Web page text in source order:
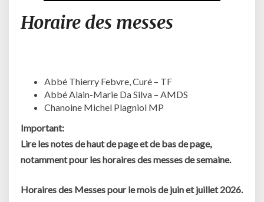
des
messes
Horaire des messes
Abbé Thierry Febvre, Curé – TF
Abbé Alain-Marie Da Silva – AMDS
Chanoine Michel Plagniol MP
Important:
Lire les notes de haut de page et de bas de page,
notamment pour les horaires des messes de semaine.
Horaires des Messes pour le mois de juin et juillet 2026.